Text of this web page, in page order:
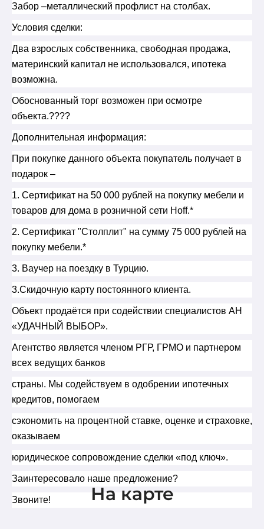
Забор –металлический профлист на столбах.
Условия сделки:
Два взрослых собственника, свободная продажа,
материнский капитал не использовался, ипотека
возможна.
Обоснованный торг возможен при осмотре
объекта.????
Дополнительная информация:
При покупке данного объекта покупатель получает в
подарок –
1. Сертификат на 50 000 рублей на покупку мебели и
товаров для дома в розничной сети Hoff.*
2. Сертификат "Столплит" на сумму 75 000 рублей на
покупку мебели.*
3. Ваучер на поездку в Турцию.
3.Скидочную карту постоянного клиента.
Объект продаётся при содействии специалистов АН
«УДАЧНЫЙ ВЫБОР».
Агентство является членом РГР, ГРМО и партнером
всех ведущих банков
страны. Мы содействуем в одобрении ипотечных
кредитов, помогаем
сэкономить на процентной ставке, оценке и страховке,
оказываем
юридическое сопровождение сделки «под ключ».
Заинтересовало наше предложение?
Звоните! На карте